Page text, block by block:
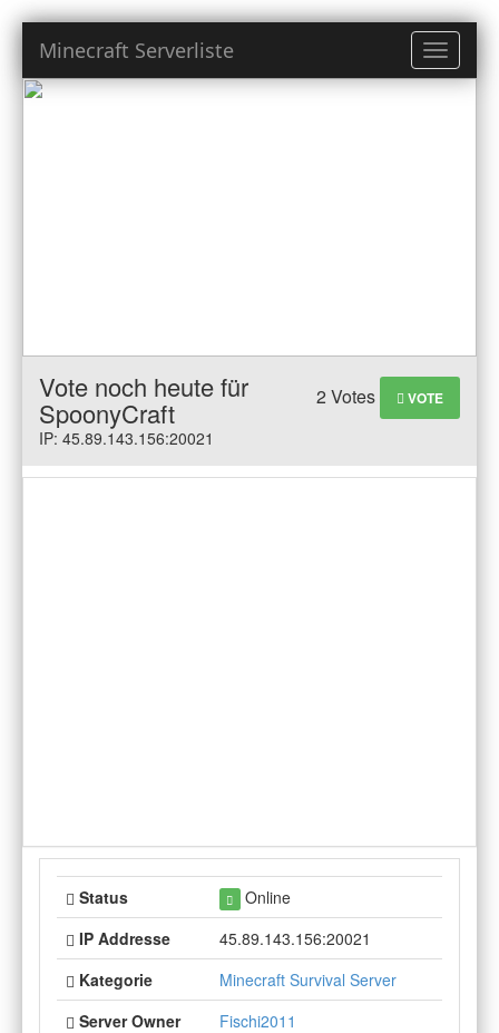
Toggle
Minecraft Serverliste
2 Votes VOTE
Vote noch heute für
SpoonyCraft
IP: 45.89.143.156:20021
Status
Online
IP Addresse
45.89.143.156:20021
Kategorie
Minecraft Survival Server
Server Owner
Fischi2011